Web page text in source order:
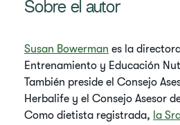
Sobre el autor
Susan Bowerman es la
Entrenamiento y Educación
También preside el Consejo
Herbalife y el Consejo Asesor
Como dietista registrada, la